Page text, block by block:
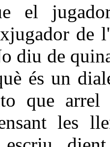
el
de
diu de
és un
que
les